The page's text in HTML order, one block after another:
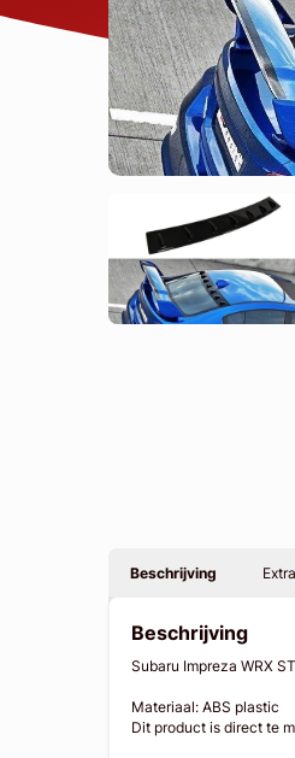
Beschrijving
Beschrijving
Subaru Impreza WRX
Materiaal: ABS plastic
Dit product is direct te